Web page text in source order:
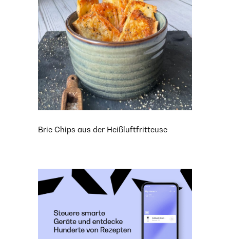
Brie Chips aus der Heißluftfritteuse